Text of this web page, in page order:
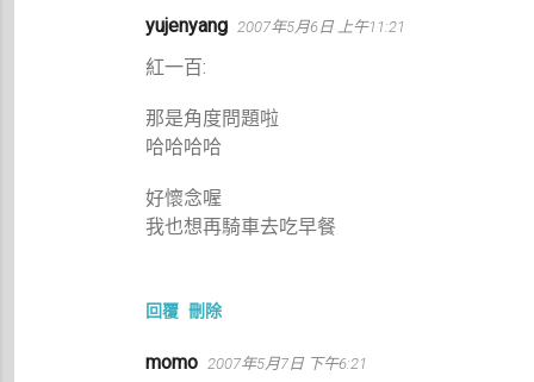
yujenyang 2007年5月6日 上午11:21
紅一百:
那是角度問題啦
哈哈哈哈
好懷念喔
我也想再騎車去吃早餐
回覆 刪除
momo 2007年5月7日 下午6:21